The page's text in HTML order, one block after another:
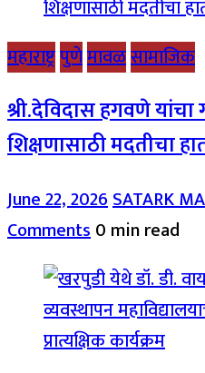
महाराष्ट्रपुणेमावळसामाजिक
श्री.देविदास हगवणे यांचा
शिक्षणासाठी मदतीचा
June 22, 2026SATARK
Comments0 min read